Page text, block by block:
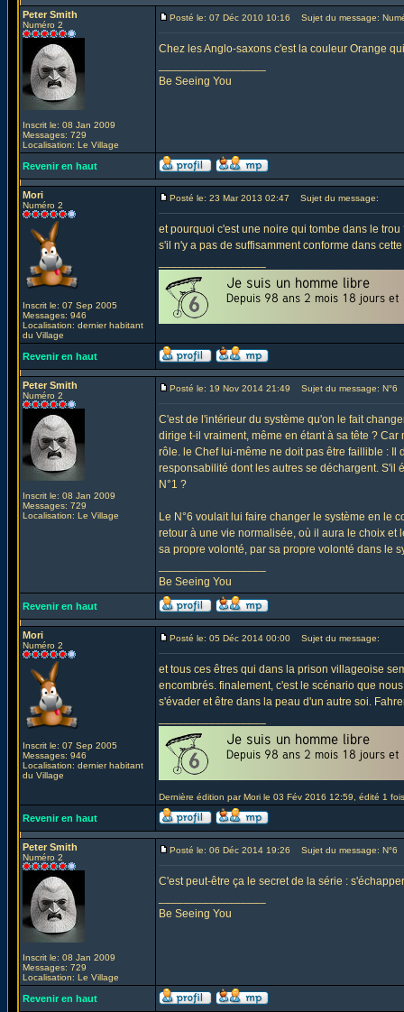
Peter Smith
Numéro 2
Inscrit le: 08 Jan 2009
Messages: 729
Localisation: Le Village
Posté le: 07 Déc 2010 10:16 Sujet du message:
Chez les Anglo-saxons c'est la couleur Orange
Be Seeing You
Revenir en haut
Mori
Numéro 2
Inscrit le: 07 Sep 2005
Messages: 946
Localisation: dernier habitant
du Village
Posté le: 23 Mar 2013 02:47 Sujet du message:
et pourquoi c'est une noire qui tombe dans le trou
s'il n'y a pas de suffisamment conforme dans
Revenir en haut
Peter Smith
Numéro 2
Inscrit le: 08 Jan 2009
Messages: 729
Localisation: Le Village
Posté le: 19 Nov 2014 21:49 Sujet du message: N°6
C'est de l'intérieur du système qu'on le fait
dirige t-il vraiment, même en étant à sa tête ?
rôle. le Chef lui-même ne doit pas être faillible : Il
responsabilité dont les autres se déchargent. S'il
N°1 ?
Le N°6 voulait lui faire changer le système en le
retour à une vie normalisée, où il aura le choix
sa propre volonté, par sa propre volonté dans le
Be Seeing You
Revenir en haut
Mori
Numéro 2
Inscrit le: 07 Sep 2005
Messages: 946
Localisation: dernier habitant
du Village
Posté le: 05 Déc 2014 00:00 Sujet du message:
et tous ces êtres qui dans la prison villageoise
encombrés. finalement, c'est le scénario que
s'évader et être dans la peau d'un autre soi.
Dernière édition par Mori le 03 Fév 2016 12:59, édité 1 fois
Revenir en haut
Peter Smith
Numéro 2
Inscrit le: 08 Jan 2009
Messages: 729
Localisation: Le Village
Posté le: 06 Déc 2014 19:26 Sujet du message: N°6
C'est peut-être ça le secret de la série :
Be Seeing You
Revenir en haut